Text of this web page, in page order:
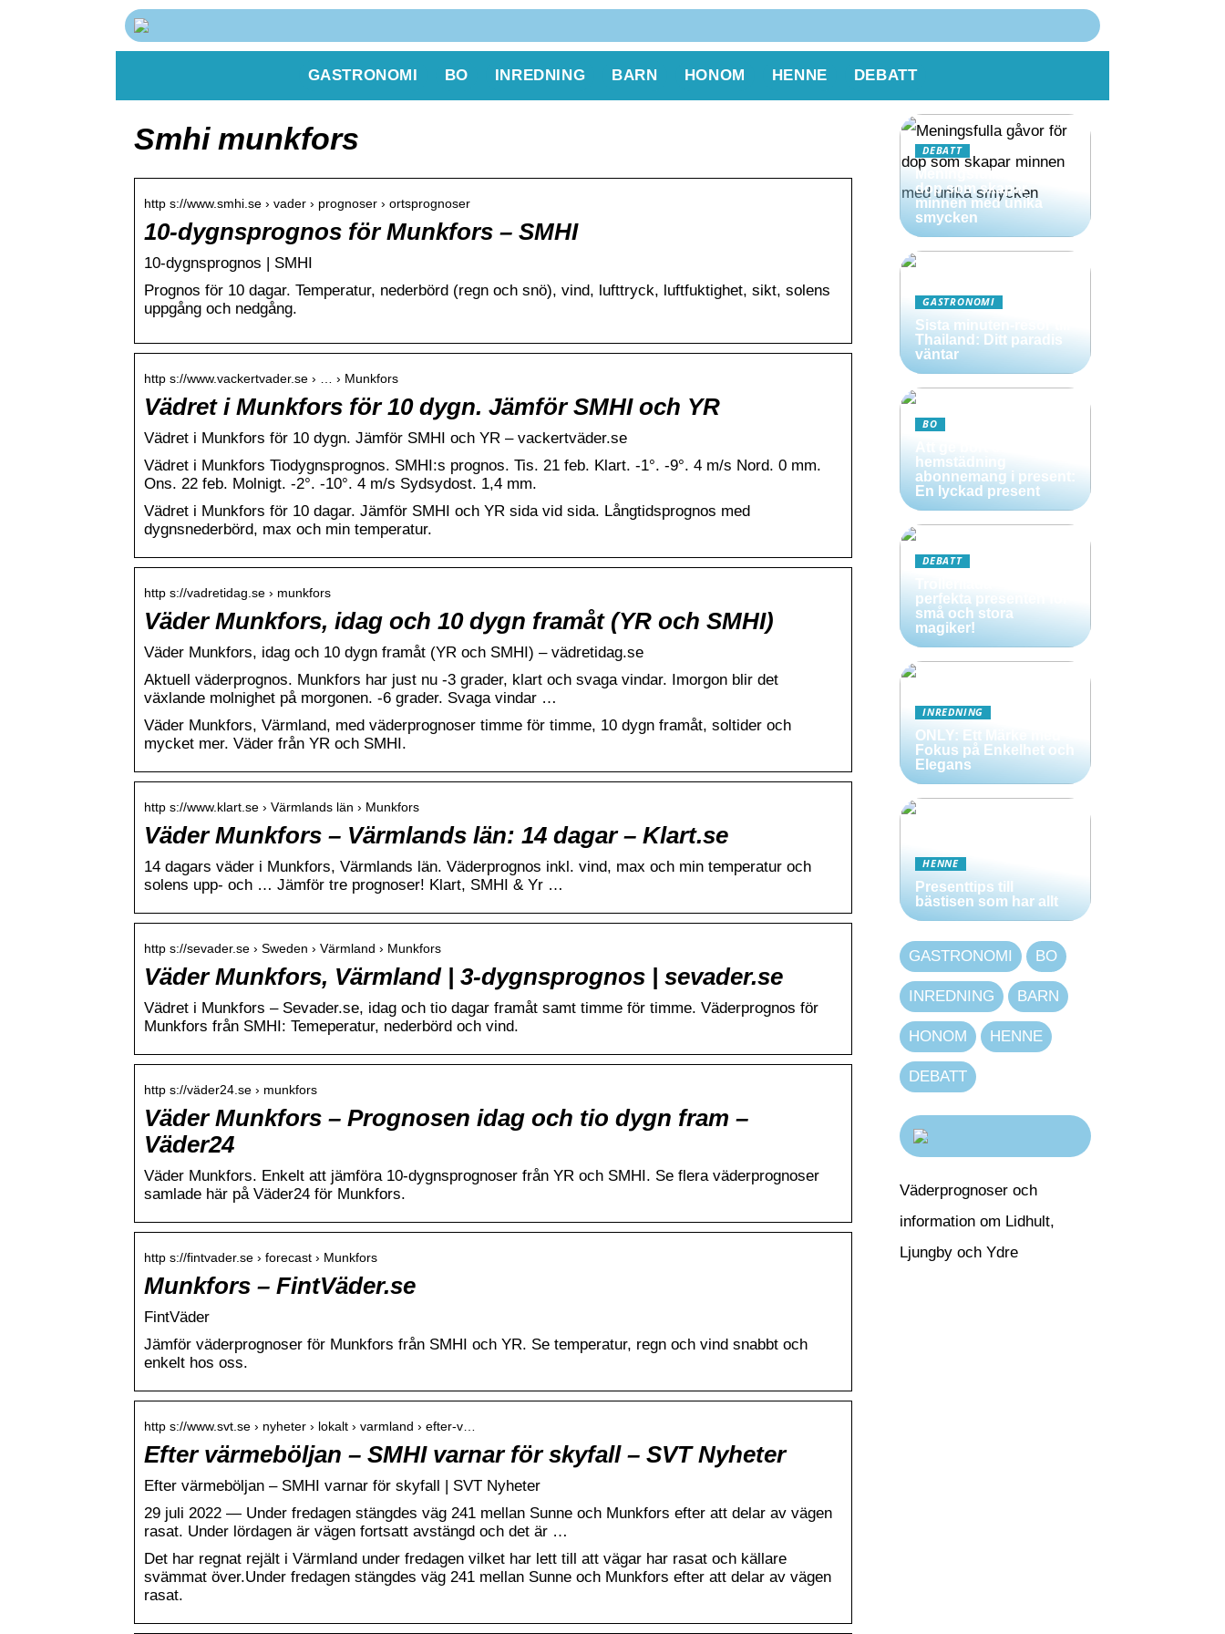
GASTRONOMI BO INREDNING BARN HONOM HENNE DEBATT
Smhi munkfors
http s://www.smhi.se › vader › prognoser › ortsprognoser
10-dygnsprognos för Munkfors – SMHI
10-dygnsprognos | SMHI
Prognos för 10 dagar. Temperatur, nederbörd (regn och snö), vind, lufttryck, luftfuktighet, sikt, solens
uppgång och nedgång.
http s://www.vackertvader.se › … › Munkfors
Vädret i Munkfors för 10 dygn. Jämför SMHI och YR
Vädret i Munkfors för 10 dygn. Jämför SMHI och YR – vackertväder.se
Vädret i Munkfors Tiodygnsprognos. SMHI:s prognos. Tis. 21 feb. Klart. -1°. -9°. 4 m/s Nord. 0 mm.
Ons. 22 feb. Molnigt. -2°. -10°. 4 m/s Sydsydost. 1,4 mm.
Vädret i Munkfors för 10 dagar. Jämför SMHI och YR sida vid sida. Långtidsprognos med
dygnsnederbörd, max och min temperatur.
http s://vadretidag.se › munkfors
Väder Munkfors, idag och 10 dygn framåt (YR och SMHI)
Väder Munkfors, idag och 10 dygn framåt (YR och SMHI) – vädretidag.se
Aktuell väderprognos. Munkfors har just nu -3 grader, klart och svaga vindar. Imorgon blir det
växlande molnighet på morgonen. -6 grader. Svaga vindar …
Väder Munkfors, Värmland, med väderprognoser timme för timme, 10 dygn framåt, soltider och
mycket mer. Väder från YR och SMHI.
http s://www.klart.se › Värmlands län › Munkfors
Väder Munkfors – Värmlands län: 14 dagar – Klart.se
14 dagars väder i Munkfors, Värmlands län. Väderprognos inkl. vind, max och min temperatur och
solens upp- och … Jämför tre prognoser! Klart, SMHI & Yr …
http s://sevader.se › Sweden › Värmland › Munkfors
Väder Munkfors, Värmland | 3-dygnsprognos | sevader.se
Vädret i Munkfors – Sevader.se, idag och tio dagar framåt samt timme för timme. Väderprognos för
Munkfors från SMHI: Temeperatur, nederbörd och vind.
http s://väder24.se › munkfors
Väder Munkfors – Prognosen idag och tio dygn fram –
Väder24
Väder Munkfors. Enkelt att jämföra 10-dygnsprognoser från YR och SMHI. Se flera väderprognoser
samlade här på Väder24 för Munkfors.
http s://fintvader.se › forecast › Munkfors
Munkfors – FintVäder.se
FintVäder
Jämför väderprognoser för Munkfors från SMHI och YR. Se temperatur, regn och vind snabbt och
enkelt hos oss.
http s://www.svt.se › nyheter › lokalt › varmland › efter-v…
Efter värmeböljan – SMHI varnar för skyfall – SVT Nyheter
Efter värmeböljan – SMHI varnar för skyfall | SVT Nyheter
29 juli 2022 — Under fredagen stängdes väg 241 mellan Sunne och Munkfors efter att delar av vägen
rasat. Under lördagen är vägen fortsatt avstängd och det är …
Det har regnat rejält i Värmland under fredagen vilket har lett till att vägar har rasat och källare
svämmat över.Under fredagen stängdes väg 241 mellan Sunne och Munkfors efter att delar av vägen
rasat.
DEBATT
Meningsfulla gåvor för
dop som skapar
minnen med unika
smycken
GASTRONOMI
Sista minuten-resor till
Thailand: Ditt paradis
väntar
BO
hemstädning
abonnemang i present:
En lyckad present
DEBATT
perfekta presenten för
små och stora
magiker!
INREDNING
ONLY: Ett Märke med
Fokus på Enkelhet och
Elegans
HENNE
Presenttips till
bästisen som har allt
GASTRONOMI BO
INREDNING BARN
HONOM HENNE
DEBATT
Väderprognoser och
information om Lidhult,
Ljungby och Ydre